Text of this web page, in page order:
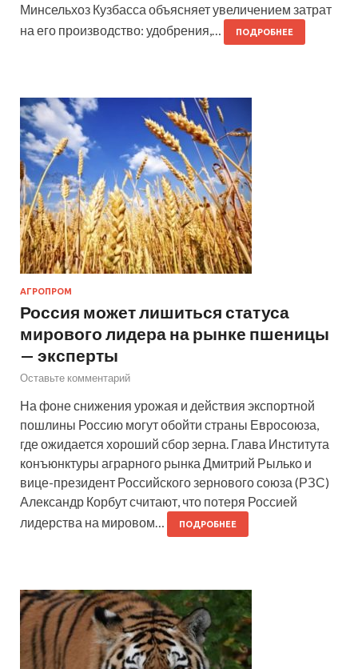
Минсельхоз Кузбасса объясняет увеличением затрат
на его производство: удобрения,…
ПОДРОБНЕЕ
АГРОПРОМ
Россия может лишиться статуса
мирового лидера на рынке пшеницы
— эксперты
Оставьте комментарий
На фоне снижения урожая и действия экспортной
пошлины Россию могут обойти страны Евросоюза,
где ожидается хороший сбор зерна. Глава Института
конъюнктуры аграрного рынка Дмитрий Рылько и
вице-президент Российского зернового союза (РЗС)
Александр Корбут считают, что потеря Россией
лидерства на мировом…
ПОДРОБНЕЕ